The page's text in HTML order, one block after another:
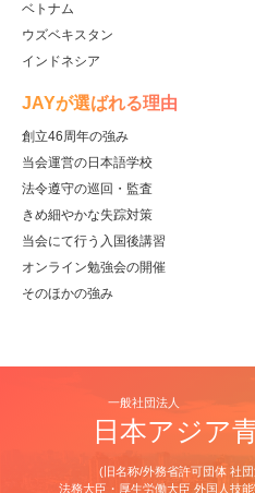
ベトナム
ウズベキスタン
インドネシア
JAYが選ばれる理由
創立46周年の強み
当会運営の日本語学校
法令遵守の巡回・監査
きめ細やかな失踪対策
当会にて行う入国後講習
オンライン勉強会の開催
そのほかの強み
一般社団法人
日本アジア
(旧名称/外務省許可団体 社
法務大臣・厚生労働大臣 外国人技